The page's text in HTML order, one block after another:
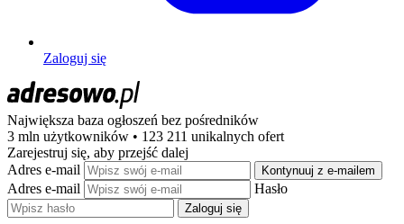
Zaloguj się
Największa baza ogłoszeń bez pośredników
3 mln użytkowników • 123 211 unikalnych ofert
Zarejestruj się, aby przejść dalej
Adres e-mail
Kontynuuj z e-mailem
Adres e-mail Hasło
Zaloguj się